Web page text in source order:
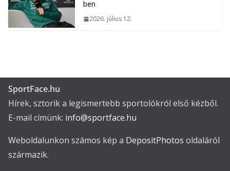
ben
2026. július 12.
SportFace.hu
Hírek, sztorik a legismertebb sportolókról első kézből.
E-mail címünk: info@sportface.hu
Weboldalunkon számos kép a DepositPhotos oldaláról
származik.